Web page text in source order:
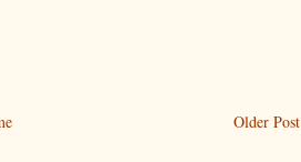
Older Post